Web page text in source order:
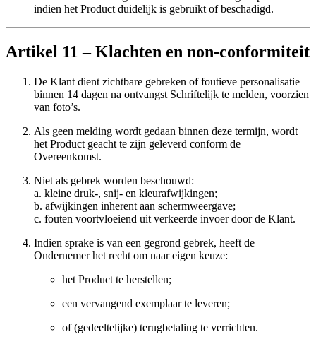
indien het Product duidelijk is gebruikt of beschadigd.
Artikel 11 – Klachten en non-conformiteit
De Klant dient zichtbare gebreken of foutieve personalisatie
binnen 14 dagen na ontvangst Schriftelijk te melden, voorzien
van foto’s.
Als geen melding wordt gedaan binnen deze termijn, wordt
het Product geacht te zijn geleverd conform de
Overeenkomst.
Niet als gebrek worden beschouwd:
a. kleine druk-, snij- en kleurafwijkingen;
b. afwijkingen inherent aan schermweergave;
c. fouten voortvloeiend uit verkeerde invoer door de Klant.
Indien sprake is van een gegrond gebrek, heeft de
Ondernemer het recht om naar eigen keuze:
het Product te herstellen;
een vervangend exemplaar te leveren;
of (gedeeltelijke) terugbetaling te verrichten.